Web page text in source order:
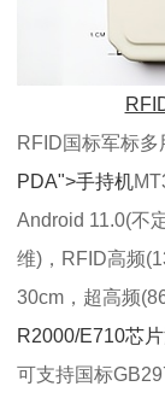
RFID国标军标多
PDA">手持机
Android 11.0(不
维)，RFID高频
30cm，超高频
R2000/E710芯片
可支持国标